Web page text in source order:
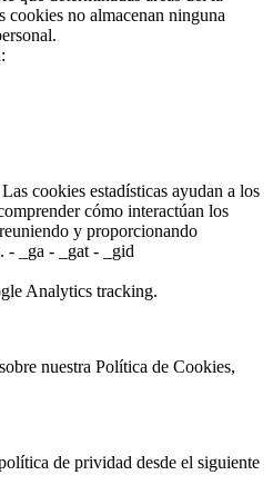
cookies no almacenan ninguna
cookies estadísticas ayudan a los
cómo interactúan los
y proporcionando
- _ga - _gat - _gid
Analytics tracking.
nuestra Política de Cookies,
de prividad desde el siguiente